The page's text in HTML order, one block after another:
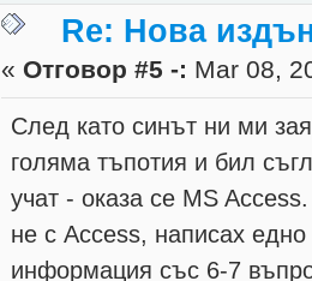
Re: Нова
« Отговор #5 -: Mar 08,
След като синът ни ми
голяма тъпотия и бил
учат - оказа се MS
не с Access, написах
информация със 6-7